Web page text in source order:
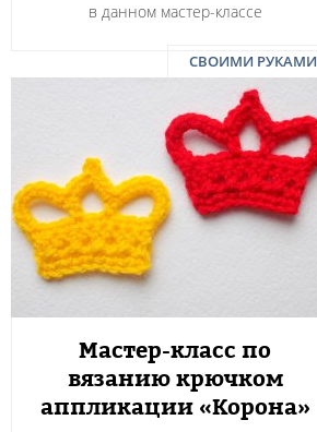
в данном мастер-классе
СВОИМИ РУКАМИ
Мастер-класс по
вязанию крючком
аппликации «Корона»